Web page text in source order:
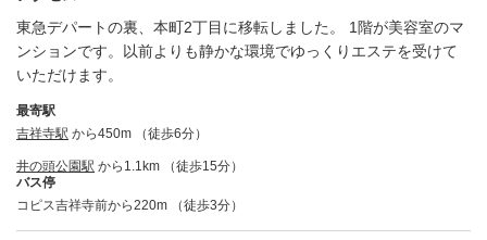
東急デパートの裏、本町2丁目に移転しました。 1階が美容室のマ
ンションです。以前よりも静かな環境でゆっくりエステを受けて
いただけます。
最寄駅
吉祥寺駅 から450m （徒歩6分）
井の頭公園駅 から1.1km （徒歩15分）
バス停
コピス吉祥寺前から220m （徒歩3分）